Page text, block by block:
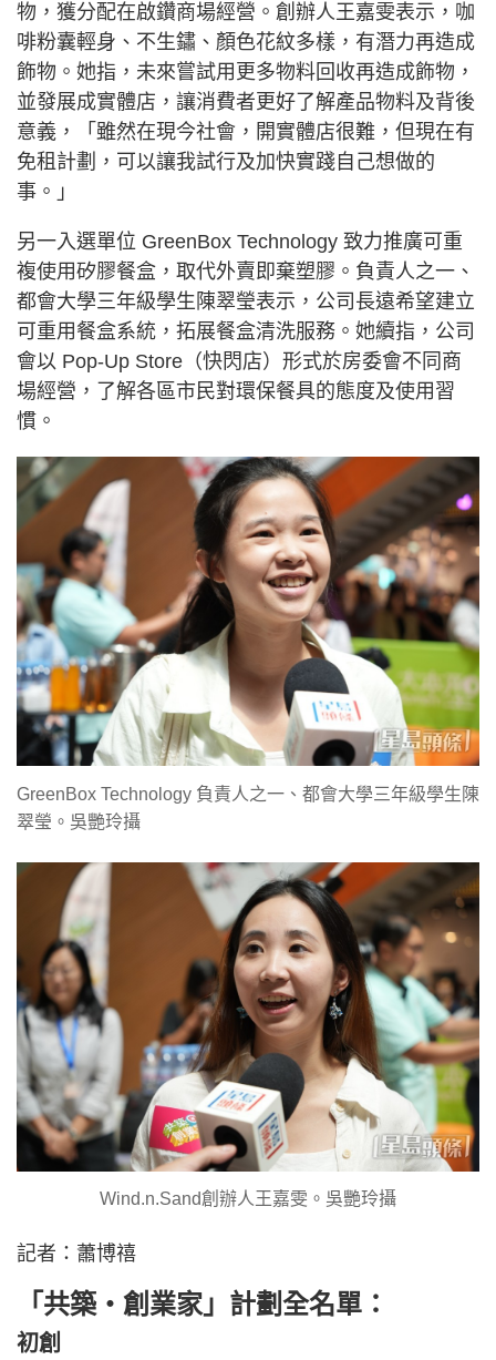
物，獲分配在啟鑽商場經營。創辦人王嘉雯表示，咖
啡粉囊輕身、不生鏽、顏色花紋多樣，有潛力再造成
飾物。她指，未來嘗試用更多物料回收再造成飾物，
並發展成實體店，讓消費者更好了解產品物料及背後
意義，「雖然在現今社會，開實體店很難，但現在有
免租計劃，可以讓我試行及加快實踐自己想做的
事。」
另一入選單位 GreenBox Technology 致力推廣可重
複使用矽膠餐盒，取代外賣即棄塑膠。負責人之一、
都會大學三年級學生陳翠瑩表示，公司長遠希望建立
可重用餐盒系統，拓展餐盒清洗服務。她續指，公司
會以 Pop-Up Store（快閃店）形式於房委會不同商
場經營，了解各區市民對環保餐具的態度及使用習
慣。
GreenBox Technology 負責人之一、都會大學三年級學生陳
翠瑩。吳艷玲攝
Wind.n.Sand創辦人王嘉雯。吳艷玲攝
記者：蕭博禧
「共築・創業家」計劃全名單：
初創